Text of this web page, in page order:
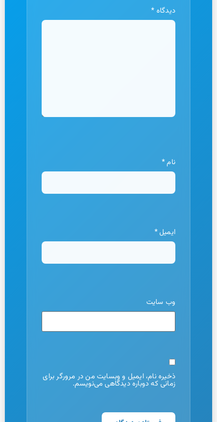
دیدگاه *
نام*
ایمیل*
وب‌ سایت
ذخیره نام، ایمیل و وبسایت من در مرورگر برای
زمانی که دوباره دیدگاهی می‌نویسم.